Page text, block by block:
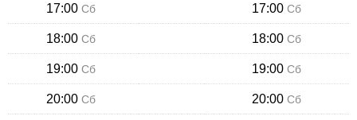
17:00 Сб 17:00 Сб
18:00 Сб 18:00 Сб
19:00 Сб 19:00 Сб
20:00 Сб 20:00 Сб